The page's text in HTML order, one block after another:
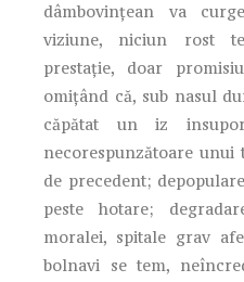
dâmbovințean va
viziune, niciun rost
prestație, doar
omițând că, sub nasul
căpătat un iz
necorespunzătoare
de precedent;
peste hotare;
moralei, spitale grav
bolnavi se tem,